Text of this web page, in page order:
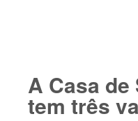
A Casa
tem três